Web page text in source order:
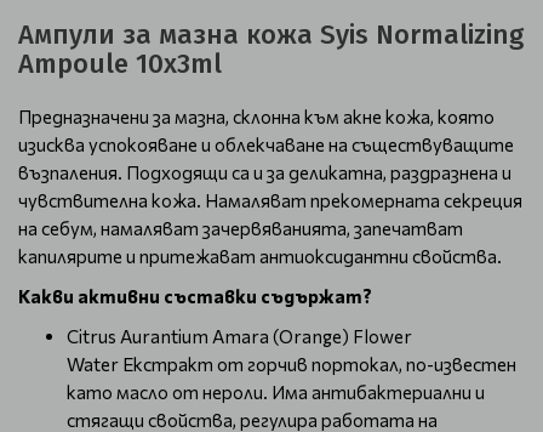
Ампули за мазна кожа Syis Normalizing
Ampoule 10х3ml
Предназначени за мазна, склонна към акне кожа, която
изисква успокояване и облекчаване на съществуващите
възпаления. Подходящи са и за деликатна, раздразнена и
чувствителна кожа. Намаляват прекомерната секреция
на себум, намаляват зачервяванията, запечатват
капилярите и притежават антиоксидантни свойства.
Какви активни съставки съдържат?
Citrus Aurantium Amara (Orange) Flower
Water Екстракт от горчив портокал, по-известен
като масло от нероли. Има антибактериални и
стягащи свойства, регулира работата на